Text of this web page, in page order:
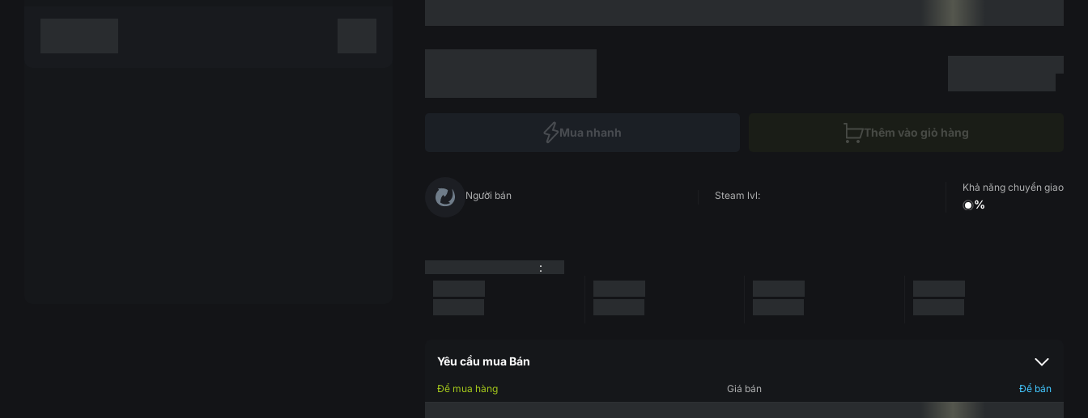
Mua nhanh Thêm vào giỏ hàng
Người bán Steam lvl:
Khả năng chuyển giao
%
:
Yêu cầu mua Bán
Để mua hàng Giá bán Để bán